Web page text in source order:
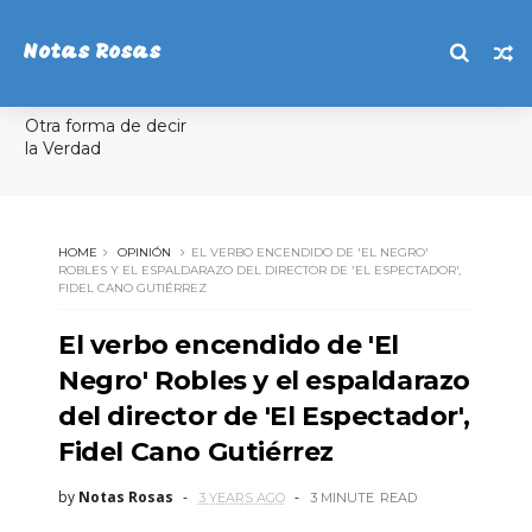
Notas Rosas
Otra forma de decir
la Verdad
HOME OPINIÓN
EL VERBO ENCENDIDO DE 'EL NEGRO'
ROBLES Y EL ESPALDARAZO DEL DIRECTOR DE 'EL ESPECTADOR',
FIDEL CANO GUTIÉRREZ
El verbo encendido de 'El
Negro' Robles y el espaldarazo
del director de 'El Espectador',
Fidel Cano Gutiérrez
by Notas Rosas 3 YEARS AGO 3 MINUTE READ